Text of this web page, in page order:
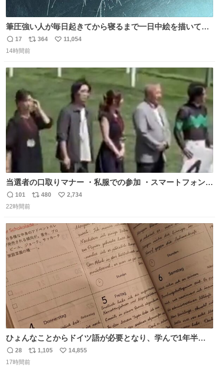
筆圧強い人が毎日起きてから寝るまで一日中絵を描いてる
とこうなる。 異常事態です。
返
信
17
リ
ポ
ト
364
い
数
11,054
14時間前
当選者の口取りマナー ・私服での参加 ・スマートフォンで
の撮影 ・調教師へ自分から握手を求める行為 ・シャツをズ
ボンにインしていない服装 ・ボディーバッグの着用 私も口
ほしい #DMMバヌーシ
返
信
101
リ
ト
数
480
い
数
2,734
22時間前
ひょんなことからドイツ語が必要となり、学んで1年半に
なる。 ちなみに最初の半年で『必携ドイツ文法総まとめ』
と『重要単語4000』を数十周して丸暗記した。読み書きに
返
信
28
リ
ポ
1,105
い
14,855
17時間前